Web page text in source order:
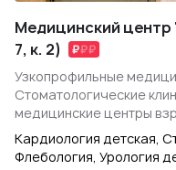
Медицинский центр
7, к. 2)
Узкопрофильные
Стоматологические
медицинские центры
Кардиология детская,
Флебология, Урология